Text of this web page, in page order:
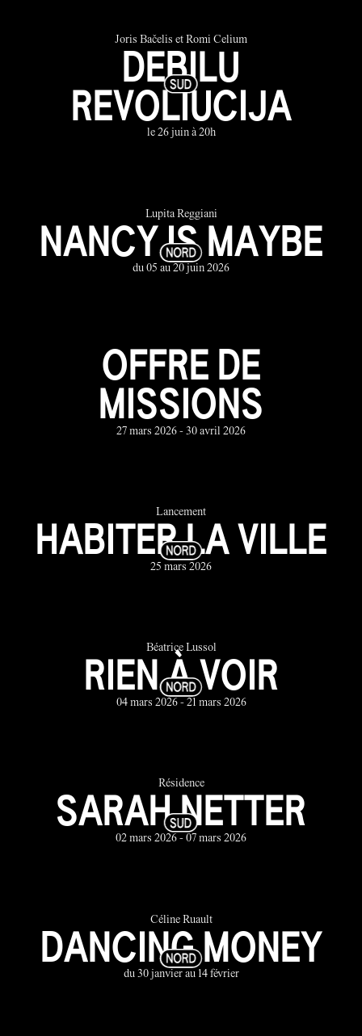
Joris Bačelis et Romi Celium
DEBILU
REVOLIUCIJA
le 26 juin à 20h
Lupita Reggiani
NANCY IS MAYBE
du 05 au 20 juin 2026
OFFRE DE
MISSIONS
27 mars 2026 - 30 avril 2026
Lancement
HABITER LA VILLE
25 mars 2026
Béatrice Lussol
RIEN À VOIR
04 mars 2026 - 21 mars 2026
Résidence
SARAH NETTER
02 mars 2026 - 07 mars 2026
Céline Ruault
DANCING MONEY
du 30 janvier au 14 février